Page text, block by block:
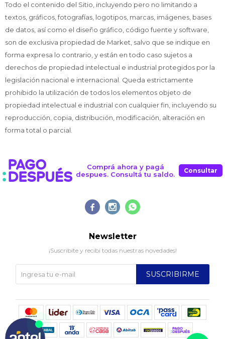
Todo el contenido del Sitio, incluyendo pero no limitando a
textos, gráficos, fotografías, logotipos, marcas, imágenes, bases
de datos, así como el diseño gráfico, código fuente y software,
son de exclusiva propiedad de Market, salvo que se indique en
forma expresa lo contrario, y están en todo caso sujetos a
derechos de propiedad intelectual e industrial protegidos por la
legislación nacional e internacional. Queda estrictamente
prohibido la utilización de todos los elementos objeto de
propiedad intelectual e industrial con cualquier fin, incluyendo su
reproducción, copia, distribución, modificación, alteración en
forma total o parcial.
Comprá ahora y pagá
despues. Consultá tu saldo.
Consultar
  
Newsletter
¡Suscribite y recibí todas nuestras novedades!
SUSCRIBIRME